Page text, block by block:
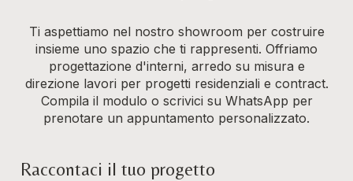
Ti aspettiamo nel nostro showroom per costruire
insieme uno spazio che ti rappresenti. Offriamo
progettazione d'interni, arredo su misura e
direzione lavori per progetti residenziali e contract.
Compila il modulo o scrivici su WhatsApp per
prenotare un appuntamento personalizzato.
Raccontaci il tuo progetto